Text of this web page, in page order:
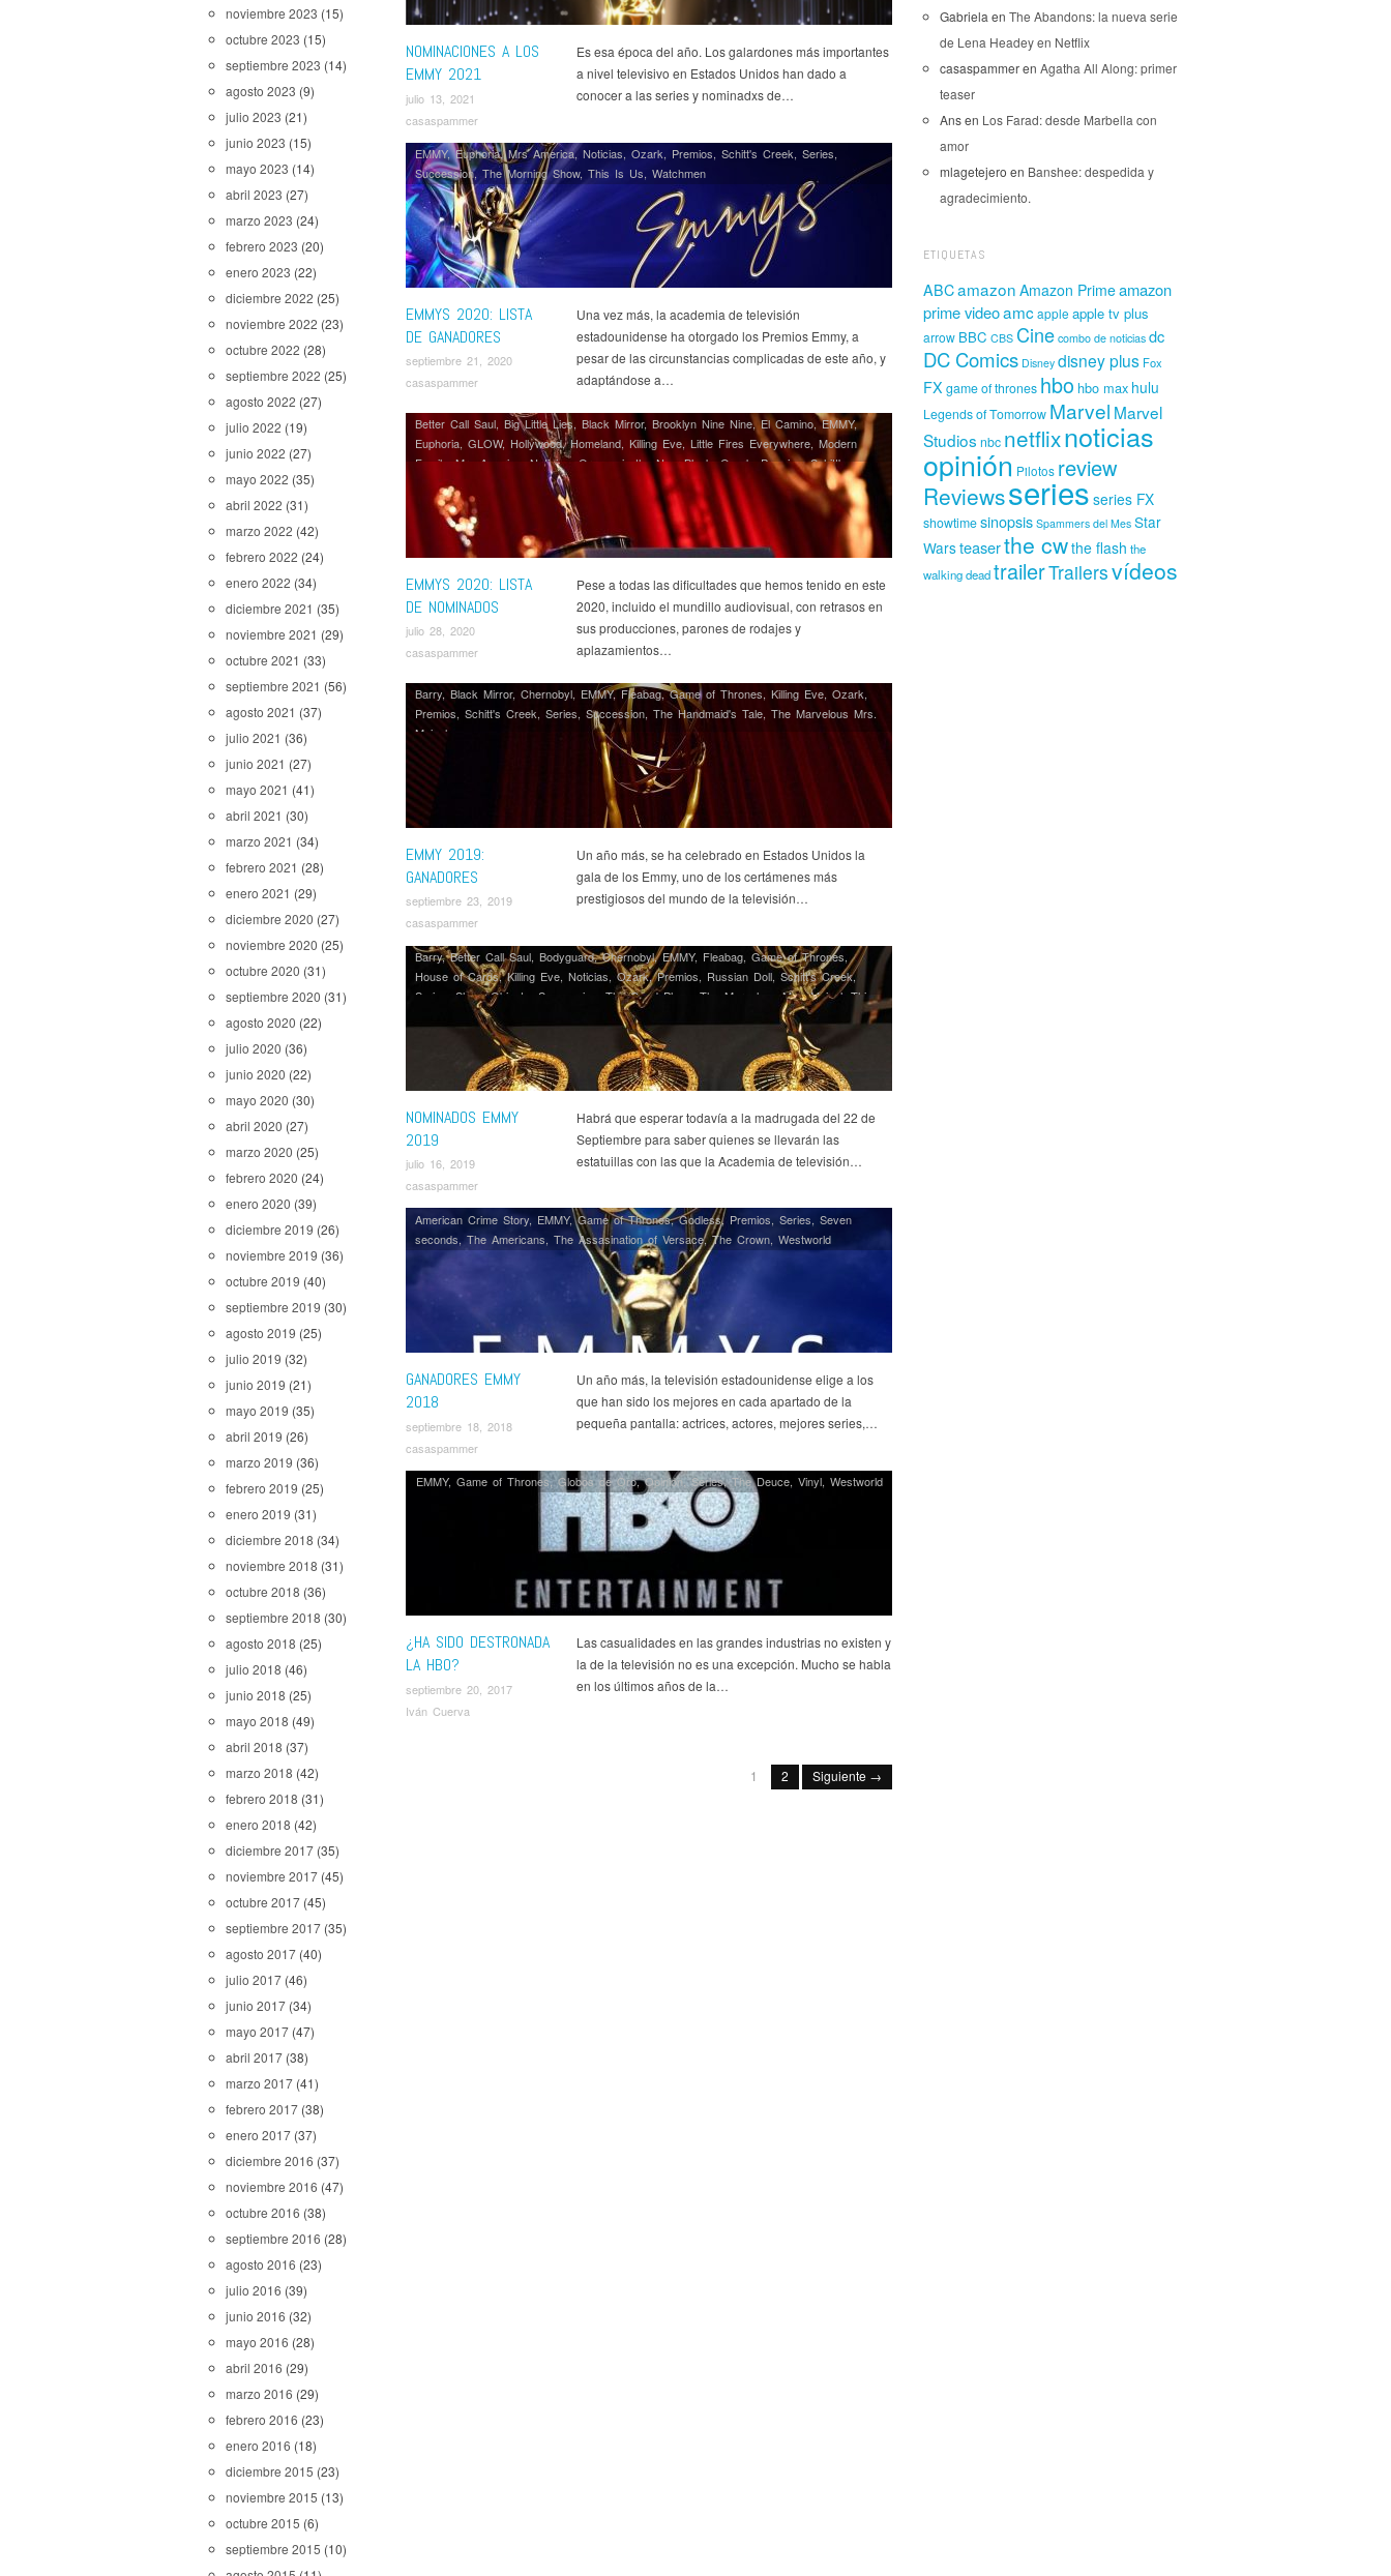
noviembre 2023 (15)
octubre 2023 (15)
septiembre 2023 (14)
agosto 2023 (9)
julio 2023 (21)
junio 2023 (15)
mayo 2023 (14)
abril 2023 (27)
marzo 2023 (24)
febrero 2023 (20)
enero 2023 (22)
diciembre 2022 (25)
noviembre 2022 (23)
octubre 2022 (28)
septiembre 2022 (25)
agosto 2022 (27)
julio 2022 (19)
junio 2022 (27)
mayo 2022 (35)
abril 2022 (31)
marzo 2022 (42)
febrero 2022 (24)
enero 2022 (34)
diciembre 2021 (35)
noviembre 2021 (29)
octubre 2021 (33)
septiembre 2021 (56)
agosto 2021 (37)
julio 2021 (36)
junio 2021 (27)
mayo 2021 (41)
abril 2021 (30)
marzo 2021 (34)
febrero 2021 (28)
enero 2021 (29)
diciembre 2020 (27)
noviembre 2020 (25)
octubre 2020 (31)
septiembre 2020 (31)
agosto 2020 (22)
julio 2020 (36)
junio 2020 (22)
mayo 2020 (30)
abril 2020 (27)
marzo 2020 (25)
febrero 2020 (24)
enero 2020 (39)
diciembre 2019 (26)
noviembre 2019 (36)
octubre 2019 (40)
septiembre 2019 (30)
agosto 2019 (25)
julio 2019 (32)
junio 2019 (21)
mayo 2019 (35)
abril 2019 (26)
marzo 2019 (36)
febrero 2019 (25)
enero 2019 (31)
diciembre 2018 (34)
noviembre 2018 (31)
octubre 2018 (36)
septiembre 2018 (30)
agosto 2018 (25)
julio 2018 (46)
junio 2018 (25)
mayo 2018 (49)
abril 2018 (37)
marzo 2018 (42)
febrero 2018 (31)
enero 2018 (42)
diciembre 2017 (35)
noviembre 2017 (45)
octubre 2017 (45)
septiembre 2017 (35)
agosto 2017 (40)
julio 2017 (46)
junio 2017 (34)
mayo 2017 (47)
abril 2017 (38)
marzo 2017 (41)
febrero 2017 (38)
enero 2017 (37)
diciembre 2016 (37)
noviembre 2016 (47)
octubre 2016 (38)
septiembre 2016 (28)
agosto 2016 (23)
julio 2016 (39)
junio 2016 (32)
mayo 2016 (28)
abril 2016 (29)
marzo 2016 (29)
febrero 2016 (23)
enero 2016 (18)
diciembre 2015 (23)
noviembre 2015 (13)
octubre 2015 (6)
septiembre 2015 (10)
NOMINACIONES A LOS
EMMY 2021
julio 13, 2021
casaspammer
Es esa época del año. Los galardones más importantes
a nivel televisivo en Estados Unidos han dado a
conocer a las series y nominadxs de…
EMMYS 2020: LISTA
DE GANADORES
septiembre 21, 2020
casaspammer
EMMY,Euphoria,Mrs America,Noticias, Ozark, Premios, Schitt's Creek, Series,
Succession,The Morning Show, This Is Us, Watchmen
Una vez más, la academia de televisión
estadounidense ha otorgado los Premios Emmy, a
pesar de las circunstancias complicadas de este año, y
adaptándose a…
EMMYS 2020: LISTA
DE NOMINADOS
julio 28, 2020
casaspammer
Better Call Saul, Big Little Lies, Black Mirror, Brooklyn Nine Nine,El Camino,EMMY,
Euphoria, GLOW, Hollywood,Homeland, Killing Eve, Little Fires Everywhere, Modern
Family,Mrs America ,Noticias,Orange is the New Black,Ozark Premios,Schitt's
Creek ,Series Succession,The Crown The Good Place,The Handmaid's Tale,The
Mandalorian, The Marvelous Mrs. Maisel The Morning Show, The Outsider,This Is Us
Unbelievable, Unbreakable Kimmy Schmidt Watchmen,Westworld ,What We Do in the
Shadows
Pese a todas las dificultades que hemos tenido en este
2020, incluido el mundillo audiovisual, con retrasos en
sus producciones, parones de rodajes y
aplazamientos…
EMMY 2019:
GANADORES
septiembre 23, 2019
casaspammer
Barry, Black Mirror, Chernobyl, EMMY,Fleabag,Game of Thrones, Killing Eve, Ozark,
Premios, Schitt's Creek, Series, Succession, The Handmaid's Tale, The Marvelous Mrs.
Maisel
Un año más, se ha celebrado en Estados Unidos la
gala de los Emmy, uno de los certámenes más
prestigiosos del mundo de la televisión…
NOMINADOS EMMY
2019
julio 16, 2019
casaspammer
Barry,Better Call Saul, Bodyguard,Chernobyl,EMMY, Fleabag, Game of Thrones,
House of Cards,Killing Eve, Noticias,Ozark,Premios, Russian Doll, Schitt's Creek,
Series
Sharp Objects Succession The Good Place The Marvelous Mrs. Maisel, This
Veep
Habrá que esperar todavía a la madrugada del 22 de
Septiembre para saber quienes se llevarán las
estatuillas con las que la Academia de televisión…
GANADORES EMMY
2018
septiembre 18, 2018
casaspammer
American Crime Story, EMMY,Game of Thrones,Godless, Premios Series, Seven
seconds,The Americans, The Assasination of Versace,The Crown, Westworld
Un año más, la televisión estadounidense elige a los
que han sido los mejores en cada apartado de la
pequeña pantalla: actrices, actores, mejores series,…
¿HA SIDO DESTRONADA
LA HBO?
septiembre 20, 2017
Iván Cuerva
EMMY,Game of Thrones,Globos de Oro,Opinión,Series,The Deuce,Vinyl,Westworld
Las casualidades en las grandes industrias no existen y
la de la televisión no es una excepción. Mucho se habla
en los últimos años de la…
1 2 Siguiente →
Gabriela en The Abandons: la nueva serie
de Lena Headey en Netflix
casaspammeren Agatha All Along: primer
teaser
Ansen Los Farad: desde Marbella con
amor
mlagetejero en Banshee: despedida y
agradecimiento.
ETIQUETAS
ABCamazon Amazon Primeamazon
prime videoamcapple apple tv plus
arrow BBC CBS Cine combo de noticias dc
DC Comics Disney disney plus Fox
FX game of thrones hbo hbo max hulu
Legends of Tomorrow Marvel Marvel
Studios nbc netflixnoticias
opinión Pilotos review
Reviewsseries series FX
showtimesinopsis Spammers del Mes Star
Warsteaserthe cwthe flash the
walking deadtrailerTrailersvídeos